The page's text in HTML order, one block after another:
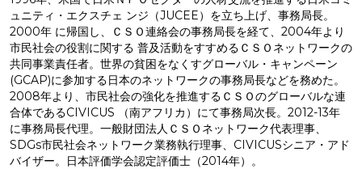
ュニティ・エクスチェ ンジ（JUCEE）を立ち上げ、事務局長。
2000年 に帰国し、ＣＳＯ連絡会の事務局長を経て、2004年より
市民社会の役割に関する 普及活動をすすめるＣＳＯネットワークの
共同事業責任者。世界の貧困をなくすグローバル・キャンペーン
(GCAP)に参加する日本のネットワークの事務局長などを務めた。
2008年より、市民社会の強化を推進するＣＳＯのグローバルな連
合体であるCIVICUS （南アフリカ）にて事務局次長。2012-13年
に事務局長代理。一般財団法人ＣＳＯネットワーク代表理事、
SDGs市民社会ネットワーク業務執行理事、CIVICUSシニア・アド
バイザー。日本評価学会認定評価士（2014年）。